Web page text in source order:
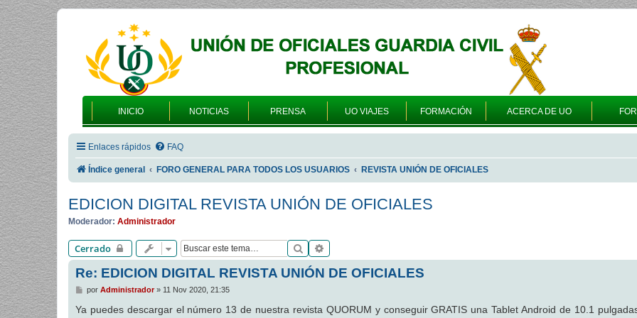
INICIO NOTICIAS PRENSA UO VIAJES FORMACIÓN ACERCA DE UO
Enlaces rápidos FAQ
Índice general FORO GENERAL PARA TODOS LOS USUARIOS REVISTA UNIÓN DE OFICIALES
EDICION DIGITAL REVISTA UNIÓN DE OFICIALES
Moderador: Administrador
Cerrado Buscar
Re: EDICION DIGITAL REVISTA UNIÓN DE OFICIALES
M
n
por Administrador» 11 Nov 2020, 21:35
Ya puedes descargar el número 13 de nuestra revista QUORUM y conseguir GRATIS una Tablet Android de 10.1